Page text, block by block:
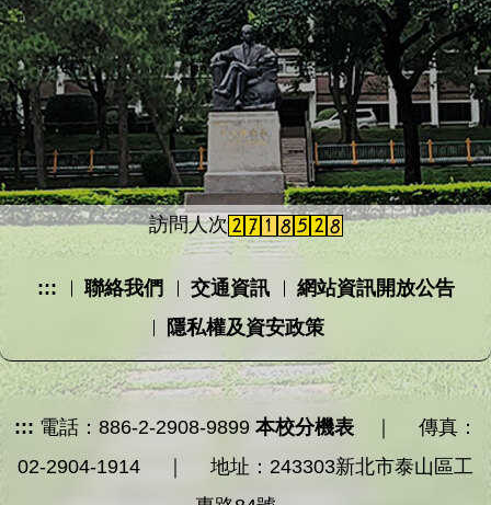
訪問人次
::: 聯絡我們 交通資訊
網站資訊開放公告
隱私權及資安政策
::: 電話：886-2-2908-9899 本校分機表｜ 傳真：
02-2904-1914 ｜ 地址：243303新北市泰山區工